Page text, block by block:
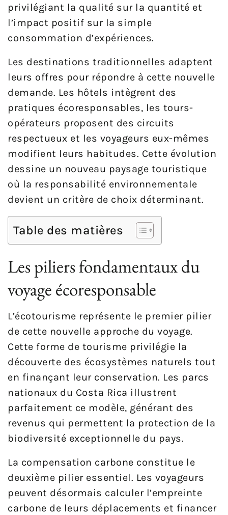
privilégiant la qualité sur la quantité et
l’impact positif sur la simple
consommation d’expériences.
Les destinations traditionnelles adaptent
leurs offres pour répondre à cette nouvelle
demande. Les hôtels intègrent des
pratiques écoresponsables, les tours-
opérateurs proposent des circuits
respectueux et les voyageurs eux-mêmes
modifient leurs habitudes. Cette évolution
dessine un nouveau paysage touristique
où la responsabilité environnementale
devient un critère de choix déterminant.
Table des matières
Les piliers fondamentaux du
voyage écoresponsable
L’écotourisme représente le premier pilier
de cette nouvelle approche du voyage.
Cette forme de tourisme privilégie la
découverte des écosystèmes naturels tout
en finançant leur conservation. Les parcs
nationaux du Costa Rica illustrent
parfaitement ce modèle, générant des
revenus qui permettent la protection de la
biodiversité exceptionnelle du pays.
La compensation carbone constitue le
deuxième pilier essentiel. Les voyageurs
peuvent désormais calculer l’empreinte
carbone de leurs déplacements et financer